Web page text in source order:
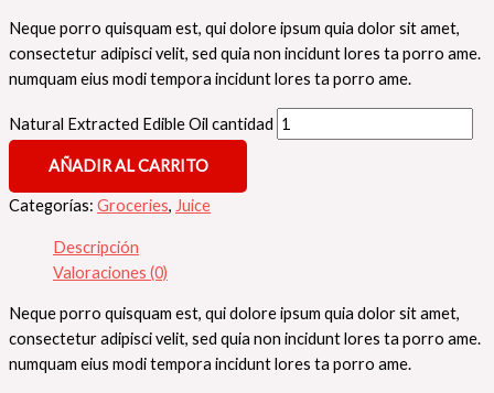
Neque porro quisquam est, qui dolore ipsum quia dolor sit amet,
consectetur adipisci velit, sed quia non incidunt lores ta porro ame.
numquam eius modi tempora incidunt lores ta porro ame.
Natural Extracted Edible Oil cantidad
AÑADIR AL CARRITO
Categorías: Groceries, Juice
Descripción
Valoraciones (0)
Neque porro quisquam est, qui dolore ipsum quia dolor sit amet,
consectetur adipisci velit, sed quia non incidunt lores ta porro ame.
numquam eius modi tempora incidunt lores ta porro ame.